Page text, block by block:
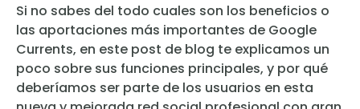
Si no sabes del todo cuales son los beneficios o
las aportaciones más importantes de Google
Currents, en este post de blog te explicamos un
poco sobre sus funciones principales, y por qué
deberíamos ser parte de los usuarios en esta